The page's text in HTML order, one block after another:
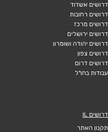
דרושים אשדוד
דרושים רחובות
דרושים מרכז
דרושים ירושלים
דרושים יהודה ושומרון
דרושים צפון
דרושים דרום
עבודות בחו"ל
דרושים IL
תקנון האתר